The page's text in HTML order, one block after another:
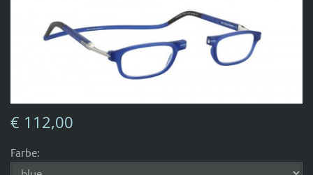
€ 112,00
Farbe: